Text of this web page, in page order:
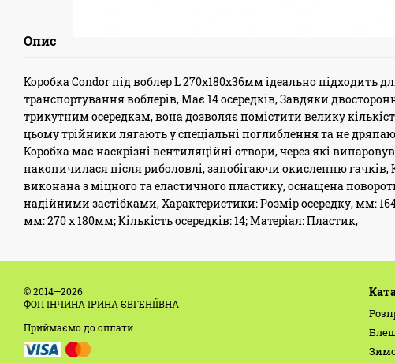
Опис
Коробка Condor під воблер L 270х180х36мм ідеально підходить
транспортування воблерів, Має 14 осередків, Завдяки
трикутним осередкам, вона дозволяє помістити велику
цьому трійники лягають у спеціальні поглиблення та не
Коробка має наскрізні вентиляційні отвори, через які
накопичилася після риболовлі, запобігаючи окисленню гачків,
виконана з міцного та еластичного пластику, оснащена
надійними застібками, Характеристики: Розмір осередку, мм:
мм: 270 х 180мм; Кількість осередків: 14; Матеріал: Пластик,
© 2014—2026
ФОП ІНЧИНА ІРИНА ЄВГЕНІЇВНА
Приймаємо до оплати